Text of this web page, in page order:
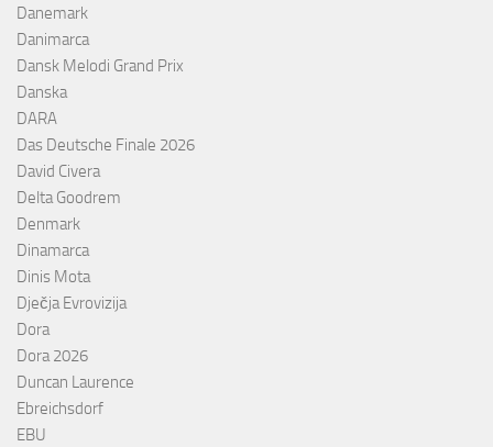
Danemark
Danimarca
Dansk Melodi Grand Prix
Danska
DARA
Das Deutsche Finale 2026
David Civera
Delta Goodrem
Denmark
Dinamarca
Dinis Mota
Dječja Evrovizija
Dora
Dora 2026
Duncan Laurence
Ebreichsdorf
EBU